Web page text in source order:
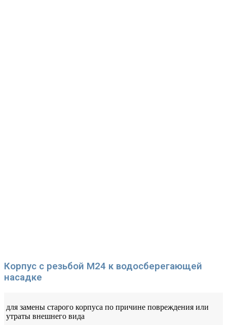
Корпус с резьбой M24 к водосберегающей
насадке
для замены старого корпуса по причине повреждения или
утраты внешнего вида